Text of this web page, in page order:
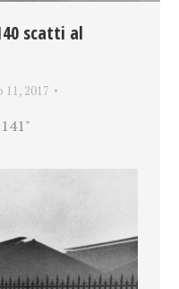
scatti al
11, 2017